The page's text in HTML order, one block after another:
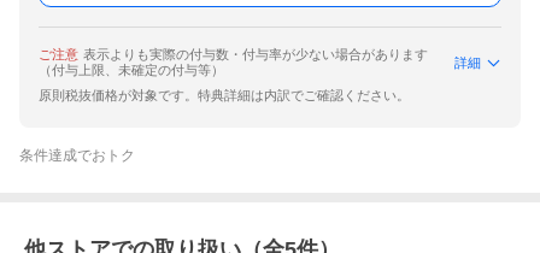
ご注意 表示よりも実際の付与数・付与率が少ない場合があります
（付与上限、未確定の付与等）
詳細
原則税抜価格が対象です。特典詳細は内訳でご確認ください。
条件達成でおトク